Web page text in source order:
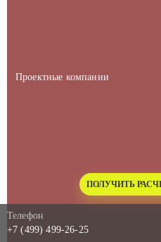
ПОЛУЧИТЬ
Телефон
+7 (499) 499-26-25
Проектные компании